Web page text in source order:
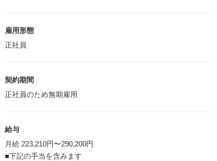
雇用形態
正社員
契約期間
正社員のため無期雇用
給与
月給 223,210円〜290,200円
■下記の手当を含みます